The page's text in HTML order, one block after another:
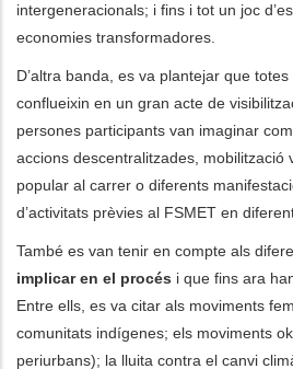
intergeneracionals; i fins i tot un joc
economies transformadores.
D’altra banda, es va plantejar que
conflueixin en un gran acte de
persones participants van imaginar
accions descentralitzades, mobilització
popular al carrer o diferents
d’activitats prèvies al FSMET en
També es van tenir en compte als
implicar en el procés i que fins ara
Entre ells, es va citar als moviments
comunitats indígenes; els moviments
periurbans); la lluita contra el canvi